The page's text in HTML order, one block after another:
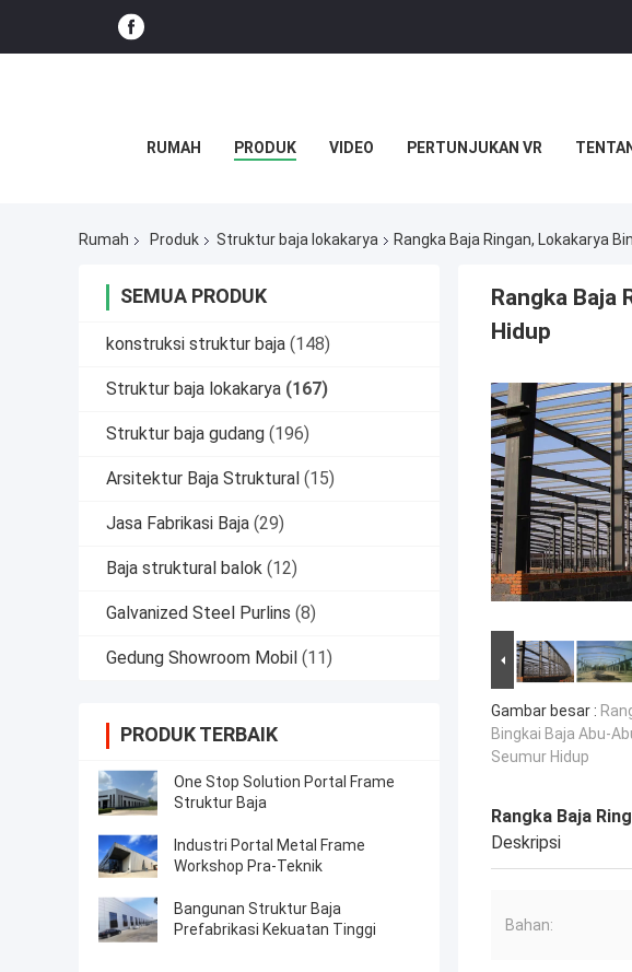
RUMAH PRODUK VIDEO PERTUNJUKAN VR
Rumah Produk Struktur baja lokakarya Rangka Baja Ringan, Lokakarya
SEMUA PRODUK
konstruksi struktur baja (148)
Struktur baja lokakarya (167)
Struktur baja gudang (196)
Arsitektur Baja Struktural (15)
Jasa Fabrikasi Baja (29)
Baja struktural balok (12)
Galvanized Steel Purlins (8)
Gedung Showroom Mobil (11)
PRODUK TERBAIK
One Stop Solution Portal Frame
Struktur Baja
Industri Portal Metal Frame
Workshop Pra-Teknik
Bangunan Struktur Baja
Prefabrikasi Kekuatan Tinggi
Rangka Baja
Hidup
Gambar besar :
Bingkai Baja Abu-
Seumur Hidup
Rangka Baja
Deskripsi
Bahan: